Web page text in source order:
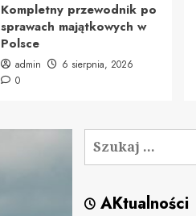
Kompletny przewodnik po
sprawach majątkowych w
Polsce
admin
6 sierpnia, 2026
0
Szukaj:
AKtualności